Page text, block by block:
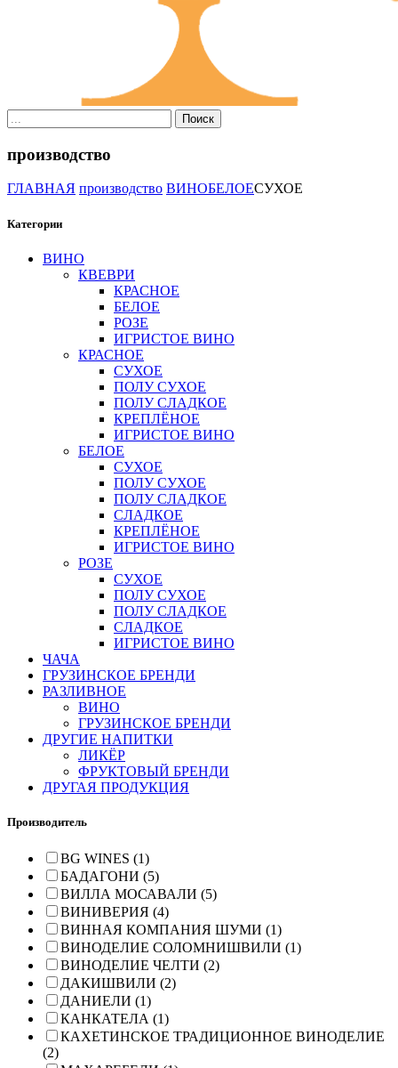
Поиск
производство
ГЛАВНАЯ производство ВИНОБЕЛОЕСУХОЕ
Категории
ВИНО
КВЕВРИ
КРАСНОЕ
БЕЛОЕ
РОЗЕ
ИГРИСТОЕ ВИНО
КРАСНОЕ
СУХОЕ
ПОЛУ СУХОЕ
ПОЛУ СЛАДКОЕ
КРЕПЛЁНОЕ
ИГРИСТОЕ ВИНО
БЕЛОЕ
СУХОЕ
ПОЛУ СУХОЕ
ПОЛУ СЛАДКОЕ
СЛАДКОЕ
КРЕПЛЁНОЕ
ИГРИСТОЕ ВИНО
РОЗЕ
СУХОЕ
ПОЛУ СУХОЕ
ПОЛУ СЛАДКОЕ
СЛАДКОЕ
ИГРИСТОЕ ВИНО
ЧАЧА
ГРУЗИНСКОЕ БРЕНДИ
РАЗЛИВНОЕ
ВИНО
ГРУЗИНСКОЕ БРЕНДИ
ДРУГИЕ НАПИТКИ
ЛИКЁР
ФРУКТОВЫЙ БРЕНДИ
ДРУГАЯ ПРОДУКЦИЯ
Производитель
BG WINES (1)
БАДАГОНИ (5)
ВИЛЛА МОСАВАЛИ (5)
ВИНИВЕРИЯ (4)
ВИННАЯ КОМПАНИЯ ШУМИ (1)
ВИНОДЕЛИЕ СОЛОМНИШВИЛИ (1)
ВИНОДЕЛИЕ ЧЕЛТИ (2)
ДАКИШВИЛИ (2)
ДАНИЕЛИ (1)
КАНКАТЕЛА (1)
КАХЕТИНСКОЕ ТРАДИЦИОННОЕ ВИНОДЕЛИЕ
(2)